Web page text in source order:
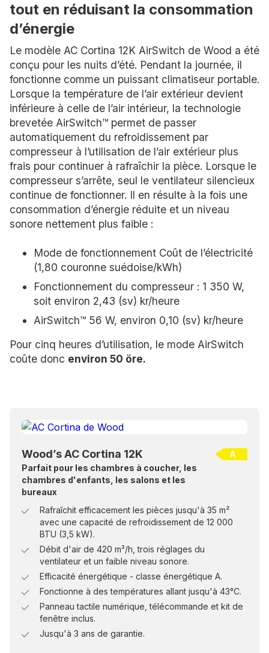
tout en réduisant la consommation
d’énergie
Le modèle AC Cortina 12K AirSwitch de Wood a été
conçu pour les nuits d’été. Pendant la journée, il
fonctionne comme un puissant climatiseur portable.
Lorsque la température de l’air extérieur devient
inférieure à celle de l’air intérieur, la technologie
brevetée AirSwitch™ permet de passer
automatiquement du refroidissement par
compresseur à l’utilisation de l’air extérieur plus
frais pour continuer à rafraîchir la pièce. Lorsque le
compresseur s’arrête, seul le ventilateur silencieux
continue de fonctionner. Il en résulte à la fois une
consommation d’énergie réduite et un niveau
sonore nettement plus faible :
Mode de fonctionnement Coût de l’électricité
(1,80 couronne suédoise/kWh)
Fonctionnement du compresseur : 1 350 W,
soit environ 2,43 (sv) kr/heure
AirSwitch™ 56 W, environ 0,10 (sv) kr/heure
Pour cinq heures d’utilisation, le mode AirSwitch
coûte donc environ 50 öre.
A
Wood’s AC Cortina 12K
Parfait pour les chambres à coucher, les
chambres d'enfants, les salons et les
bureaux
Rafraîchit efficacement les pièces jusqu'à 35 m²
avec une capacité de refroidissement de 12 000
BTU (3,5 kW).
Débit d'air de 420 m³/h, trois réglages du
ventilateur et un faible niveau sonore.
Efficacité énergétique - classe énergétique A.
Fonctionne à des températures allant jusqu'à 43°C.
Panneau tactile numérique, télécommande et kit de
fenêtre inclus.
Jusqu'à 3 ans de garantie.